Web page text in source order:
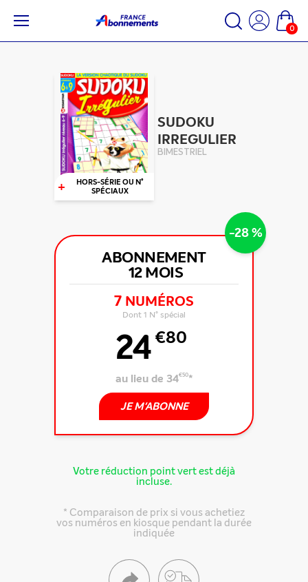
0
+
HORS-SÉRIE OU N°
SPÉCIAUX
SUDOKU
IRREGULIER
BIMESTRIEL
-28 %
ABONNEMENT
12 MOIS
7 NUMÉROS
Dont 1 N° spécial
24€80
au lieu de 34€50*
JE M'ABONNE
Votre réduction point vert est déjà
incluse.
* Comparaison de prix si vous achetiez
vos numéros en kiosque pendant la durée
indiquée